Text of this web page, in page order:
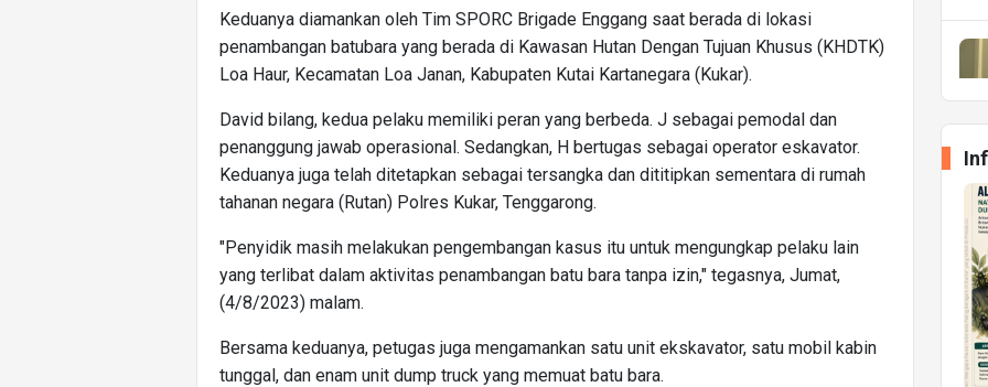
Keduanya diamankan oleh Tim SPORC Brigade Enggang saat berada di lokasi
penambangan batubara yang berada di Kawasan Hutan Dengan Tujuan Khusus (KHDTK)
Loa Haur, Kecamatan Loa Janan, Kabupaten Kutai Kartanegara (Kukar).
David bilang, kedua pelaku memiliki peran yang berbeda. J sebagai pemodal dan
penanggung jawab operasional. Sedangkan, H bertugas sebagai operator eskavator.
Keduanya juga telah ditetapkan sebagai tersangka dan dititipkan sementara di rumah
tahanan negara (Rutan) Polres Kukar, Tenggarong.
"Penyidik masih melakukan pengembangan kasus itu untuk mengungkap pelaku lain
yang terlibat dalam aktivitas penambangan batu bara tanpa izin," tegasnya, Jumat,
(4/8/2023) malam.
Bersama keduanya, petugas juga mengamankan satu unit ekskavator, satu mobil kabin
tunggal, dan enam unit dump truck yang memuat batu bara.